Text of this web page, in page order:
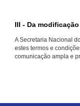
III - Da
A Secretaria Nacional
estes termos e
comunicação ampla e